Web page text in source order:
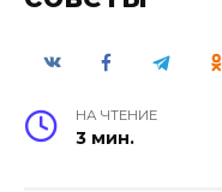
НА ЧТЕНИЕ
3 мин.